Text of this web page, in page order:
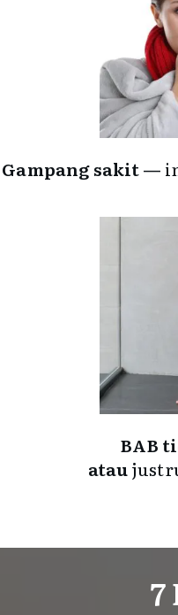
Gampang sakit —
BAB
atau
7